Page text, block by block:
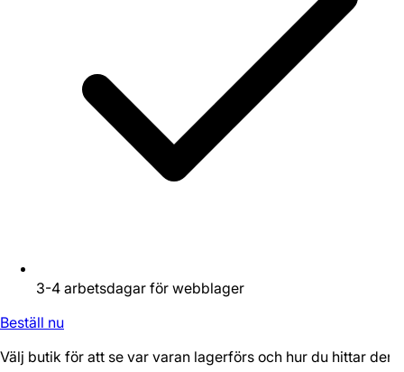
3-4 arbetsdagar för webblager
Beställ nu
Välj butik för att se var varan lagerförs och hur du hittar den.